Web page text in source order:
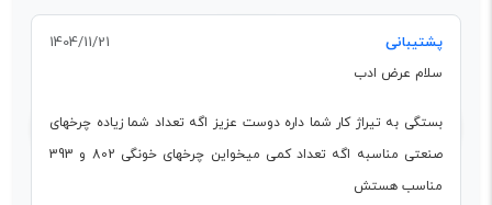
پشتیبانی 1404/11/21
سلام عرض ادب
بستگی به تیراژ کار شما داره دوست عزیز اگه تعداد شما زیاده چرخهای
صنعتی مناسبه اگه تعداد کمی میخواین چرخهای خونگی 802 و 393
مناسب هستش